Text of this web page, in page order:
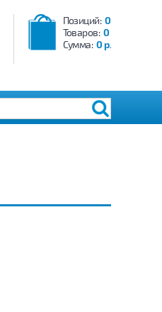
Позиций: 0
Товаров: 0
Сумма: 0 р.